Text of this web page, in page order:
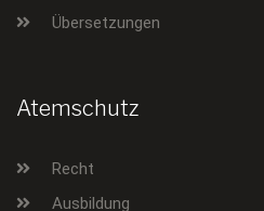
Übersetzungen
Atemschutz
Recht
Ausbildung